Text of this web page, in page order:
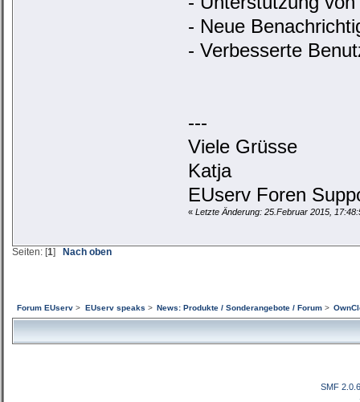
- Neue
- Verbesserte
---
Viele Grüsse
Katja
EUserv Foren
«Letzte Änderung: 25.Februar 2015,
Seiten: [1] Nach oben
Forum EUserv > EUserv speaks > News: Produkte / Sonderangebote / Forum>
SMF 2.0.6